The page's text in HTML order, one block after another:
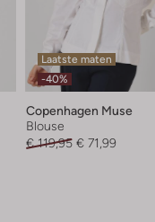
Laatste maten
-40%
Copenhagen Muse
Blouse
€ 119,95 € 71,99